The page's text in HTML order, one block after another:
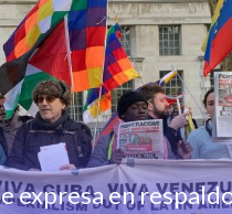
expresa en